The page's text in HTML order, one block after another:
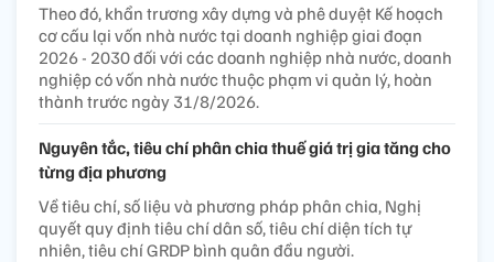
Theo đó, khẩn trương xây dựng và phê duyệt Kế hoạch
cơ cấu lại vốn nhà nước tại doanh nghiệp giai đoạn
2026 - 2030 đối với các doanh nghiệp nhà nước, doanh
nghiệp có vốn nhà nước thuộc phạm vi quản lý, hoàn
thành trước ngày 31/8/2026.
Nguyên tắc, tiêu chí phân chia thuế giá trị gia tăng cho
từng địa phương
Về tiêu chí, số liệu và phương pháp phân chia, Nghị
quyết quy định tiêu chí dân số, tiêu chí diện tích tự
nhiên, tiêu chí GRDP bình quân đầu người.